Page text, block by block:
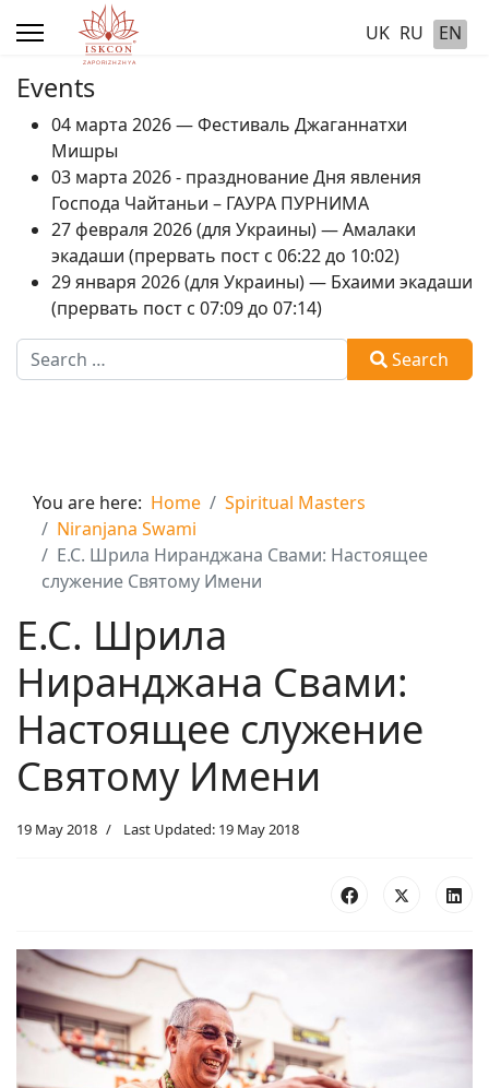
UK RU EN
Events
04 марта 2026 — Фестиваль Джаганнатхи
Мишры
03 марта 2026 - празднование Дня явления
Господа Чайтаньи – ГАУРА ПУРНИМА
27 февраля 2026 (для Украины) — Амалаки
экадаши (прервать пост с 06:22 до 10:02)
29 января 2026 (для Украины) — Бхаими экадаши
(прервать пост с 07:09 до 07:14)
Search
Search
You are here: Home
Spiritual Masters
Niranjana Swami
Е.С. Шрила Ниранджана Свами: Настоящее
служение Святому Имени
Е.С. Шрила
Ниранджана Свами:
Настоящее служение
Святому Имени
19 May 2018 Last Updated: 19 May 2018